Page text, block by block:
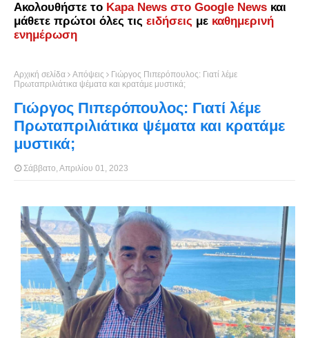
Ακολουθήστε το Kapa News στο Google News και
μάθετε πρώτοι όλες τις ειδήσεις με καθημερινή
ενημέρωση
Αρχική σελίδα Απόψεις
Γιώργος Πιπερόπουλος: Γιατί λέμε
Πρωταπριλιάτικα ψέματα και κρατάμε μυστικά;
Γιώργος Πιπερόπουλος: Γιατί λέμε
Πρωταπριλιάτικα ψέματα και κρατάμε
μυστικά;
Σάββατο, Απριλίου 01, 2023